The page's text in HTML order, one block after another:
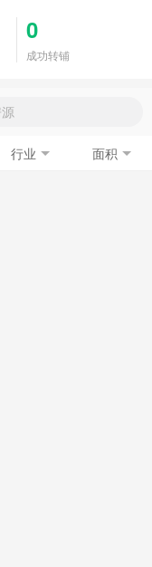
0
成功转铺
行业 面积